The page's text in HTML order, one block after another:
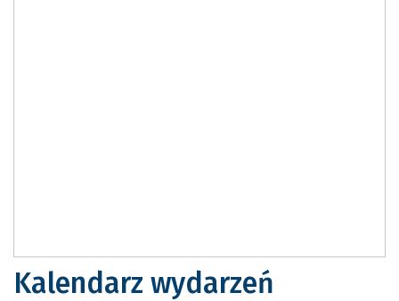
Kalendarz wydarzeń